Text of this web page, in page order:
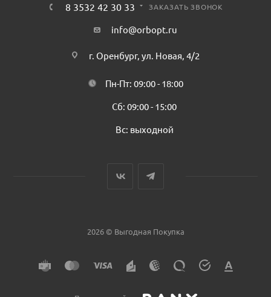
8 3532 42 30 33 ЗАКАЗАТЬ ЗВОНОК
info@orbopt.ru
г. Оренбург, ул. Новая, 4/2
Пн-Пт: 09:00 - 18:00
Сб: 09:00 - 15:00
Вс: выходной
2026 © Выгодная Покупка